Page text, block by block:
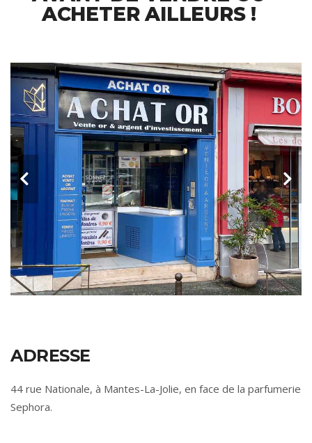
ACHETER AILLEURS !
ADRESSE
44 rue Nationale, à Mantes-La-Jolie, en face de la parfumerie
Sephora.